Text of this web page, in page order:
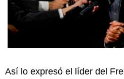
Así lo expresó el líder del